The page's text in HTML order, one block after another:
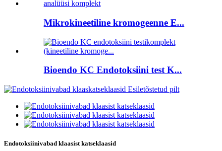
Mikrokineetiline kromogeenne E...
Bioendo KC Endotoksiini test K...
Endotoksiinivabad klaasist katseklaasid